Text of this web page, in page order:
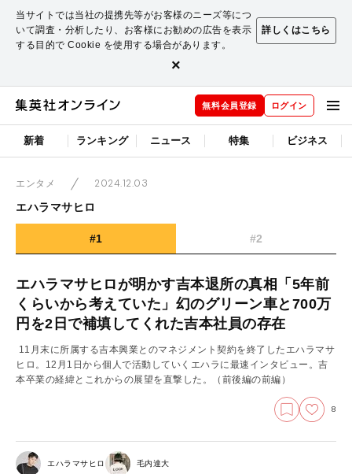
当サイトでは当社の提携先等がお客様のニーズ等につ
いて調査・分析したり、お客様にお勧めの広告を表示
する目的で Cookie を使用する場合があります。
詳しくはこちら
×
無料会員登録 ログイン
新着 ランキング ニュース 特集 ビジネス
エンタメ
2024.12.03
エハラマサヒロ
#1 #2
エハラマサヒロが明かす吉本退所の真相「5年前
くらいから考えていた」幻のグリーン車と700万
円を2日で補填してくれた吉本社員の存在
11月末に所属する吉本興業とのマネジメント契約を終了したエハラマサ
ヒロ。12月1日から個人で活動していくエハラに最速インタビュー。吉
本卒業の経緯とこれからの展望を直撃した。
（前後編の前編）
8
エハラマサヒロ 毛内達大